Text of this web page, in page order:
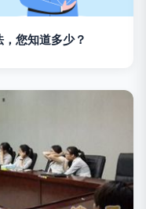
您知道多少？